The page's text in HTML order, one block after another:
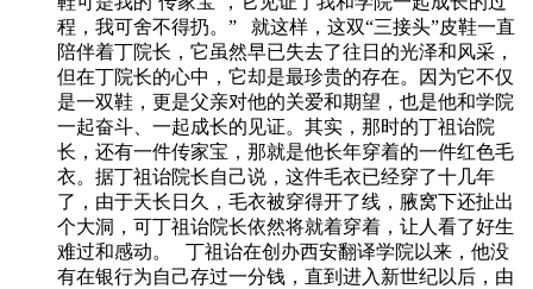
程，我可舍不得扔。” 就这样，这双“三接头”皮鞋一直
陪伴着丁院长，它虽然早已失去了往日的光泽和风采，
但在丁院长的心中，它却是最珍贵的存在。因为它不仅
是一双鞋，更是父亲对他的关爱和期望，也是他和学院
一起奋斗、一起成长的见证。其实，那时的丁祖诒院
长，还有一件传家宝，那就是他长年穿着的一件红色毛
衣。据丁祖诒院长自己说，这件毛衣已经穿了十几年
了，由于天长日久，毛衣被穿得开了线，腋窝下还扯出
个大洞，可丁祖诒院长依然将就着穿着，让人看了好生
难过和感动。 丁祖诒在创办西安翻译学院以来，他没
有在银行为自己存过一分钱，直到进入新世纪以后，由